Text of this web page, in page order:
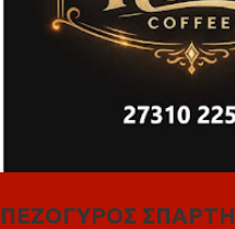
ΠΕΖΟΓΥΡΟΣ ΣΠΑΡΤΗ